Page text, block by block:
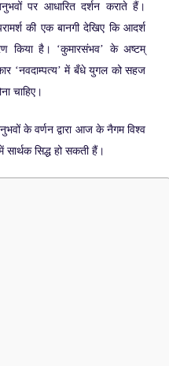
पर आधारित दर्शन कराते हैं।
की एक बानगी देखिए कि आदर्श
किया है। ‘कुमारसंभव’ के अष्टम्
‘नवदाम्पत्य’ में बँधे युगल को सहज
चाहिए।
के वर्णन द्वारा आज के नैगम विश्व
सार्थक सिद्ध हो सकती हैं।